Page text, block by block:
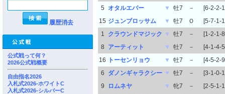
履歴消去
公式戦って何？
2026公式戦概要
自由指名2026
入札式2026-ホワイトC
入札式2026-シルバーC
5
オタルエバー ▼ 牡7 －
[6-2-2-
15 ジュンブロッサム ▼ 牡7 Ｏ
[5-7-1-
1
クラウンドマジック ▼ 牡7 －
[1-2-1-
8
アーティット ▼ 牡7 －
[4-1-4-
16
トーセンリョウ ▼ 牡7 －
[4-5-2-
6
ダノンギャラクシー ▼ 牡7 －
[3-1-0-
9
ロムネヤ ▼ 牝7 －
[2-5-1-